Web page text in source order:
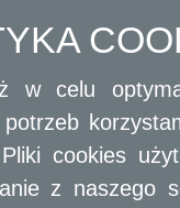
publicznej
w celu
potrzeb
cookies
z naszego